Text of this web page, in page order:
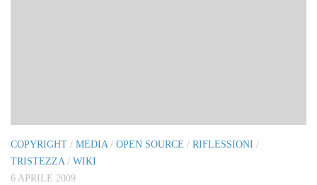
COPYRIGHT / MEDIA/ OPEN SOURCE / RIFLESSIONI /
TRISTEZZA/ WIKI
6 APRILE 2009